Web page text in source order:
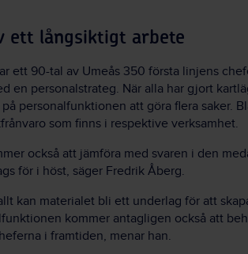
ett långsiktigt arbete
ett 90-tal av Umeås 350 första linjens
en personalstrateg. När alla har gjort
personalfunktionen att göra flera saker.
som finns i respektive verksamhet.
också att jämföra med svaren i den
för i höst, säger Fredrik Åberg.
kan materialet bli ett underlag för att
kommer antagligen också att
i framtiden, menar han.